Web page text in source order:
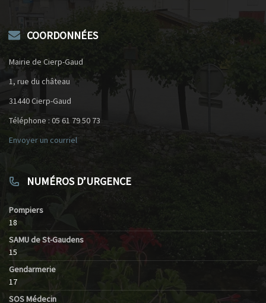
COORDONNÉES
Mairie de Cierp-Gaud
1, rue du château
31440 Cierp-Gaud
Téléphone : 05 61 79 50 73
Envoyer un courriel
NUMÉROS D’URGENCE
Pompiers
18
SAMU de St-Gaudens
15
Gendarmerie
17
SOS Médecin